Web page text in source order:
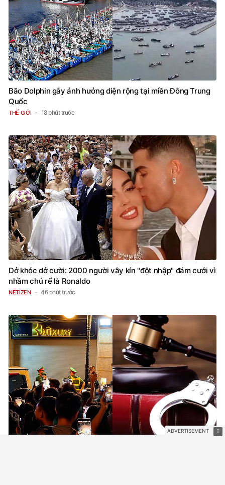
Bão Dolphin gây ảnh hưởng diện rộng tại miền Đông Trung
Quốc
THẾ GIỚI 18 phút trước
Dở khóc dở cười: 2000 người vây kín "đột nhập" đám cưới vì
nhầm chú rể là Ronaldo
NETIZEN 46 phút trước